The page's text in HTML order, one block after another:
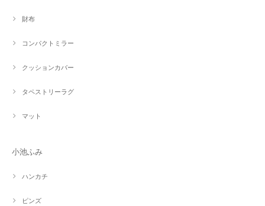
財布
コンパクトミラー
クッションカバー
タペストリーラグ
マット
小池ふみ
ハンカチ
ピンズ